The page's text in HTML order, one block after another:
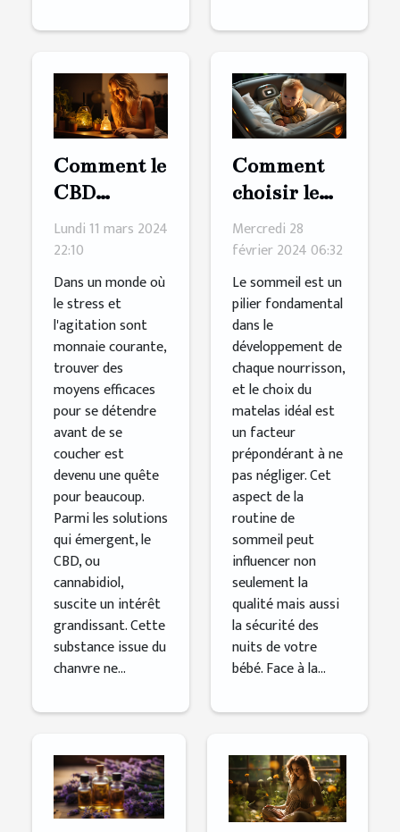
Comment le
CBD
contribue à
une
meilleure
relaxation
avant le
coucher
Lundi 11 mars 2024
22:10
Dans un monde où
le stress et
l'agitation sont
monnaie courante,
trouver des
moyens efficaces
pour se détendre
avant de se
coucher est
devenu une quête
pour beaucoup.
Parmi les solutions
qui émergent, le
CBD, ou
cannabidiol,
suscite un intérêt
grandissant. Cette
substance issue du
chanvre ne...
Comment
choisir le
meilleur
matelas
pour le
sommeil de
votre bébé
Mercredi 28
février 2024 06:32
Le sommeil est un
pilier fondamental
dans le
développement de
chaque nourrisson,
et le choix du
matelas idéal est
un facteur
prépondérant à ne
pas négliger. Cet
aspect de la
routine de
sommeil peut
influencer non
seulement la
qualité mais aussi
la sécurité des
nuits de votre
bébé. Face à la...